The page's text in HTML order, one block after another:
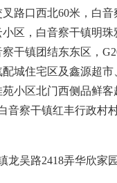
路口西北60米，白
区，白音察干镇明
干镇团结东东区，
城住宅区及鑫源超
小区北门西侧品鲜
音察干镇红丰行政
龙吴路2418弄华欣